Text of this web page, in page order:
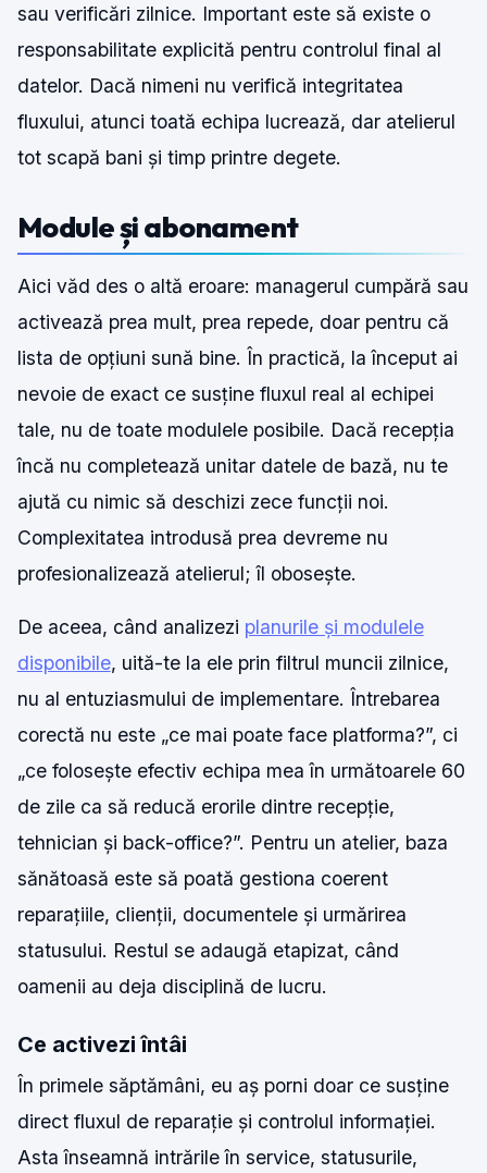
sau verificări zilnice. Important este să existe o
responsabilitate explicită pentru controlul final al
datelor. Dacă nimeni nu verifică integritatea
fluxului, atunci toată echipa lucrează, dar atelierul
tot scapă bani și timp printre degete.
Module și abonament
Aici văd des o altă eroare: managerul cumpără sau
activează prea mult, prea repede, doar pentru că
lista de opțiuni sună bine. În practică, la început ai
nevoie de exact ce susține fluxul real al echipei
tale, nu de toate modulele posibile. Dacă recepția
încă nu completează unitar datele de bază, nu te
ajută cu nimic să deschizi zece funcții noi.
Complexitatea introdusă prea devreme nu
profesionalizează atelierul; îl obosește.
De aceea, când analizezi planurile și modulele
disponibile, uită-te la ele prin filtrul muncii zilnice,
nu al entuziasmului de implementare. Întrebarea
corectă nu este „ce mai poate face platforma?”, ci
„ce folosește efectiv echipa mea în următoarele 60
de zile ca să reducă erorile dintre recepție,
tehnician și back-office?”. Pentru un atelier, baza
sănătoasă este să poată gestiona coerent
reparațiile, clienții, documentele și urmărirea
statusului. Restul se adaugă etapizat, când
oamenii au deja disciplină de lucru.
Ce activezi întâi
În primele săptămâni, eu aș porni doar ce susține
direct fluxul de reparație și controlul informației.
Asta înseamnă intrările în service, statusurile,